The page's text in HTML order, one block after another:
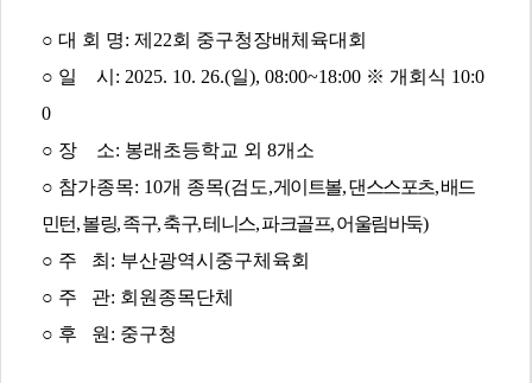
○ 대 회 명: 제22회 중구청장배체육대회
○ 일 시 : 2025. 10. 26.(일), 08:00~18:00 ※ 개회식 10:0
0
○ 장 소: 봉래초등학교 외 8개소
○ 참가종목: 10개 종목(검도,게이트볼, 댄스스포츠, 배드
민턴, 볼링, 족구, 축구, 테니스, 파크골프, 어울림바둑)
○ 주 최 : 부산광역시중구체육회
○ 주 관: 회원종목단체
○ 후 원: 중구청